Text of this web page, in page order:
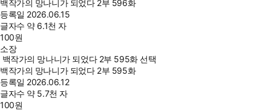
백작가의 망나니가 되었다 2부 596화
등록일 2026.06.15
글자수 약 6.1천 자
100원
소장
백작가의 망나니가 되었다 2부 595화 선택
백작가의 망나니가 되었다 2부 595화
등록일 2026.06.12
글자수 약 5.7천 자
100원